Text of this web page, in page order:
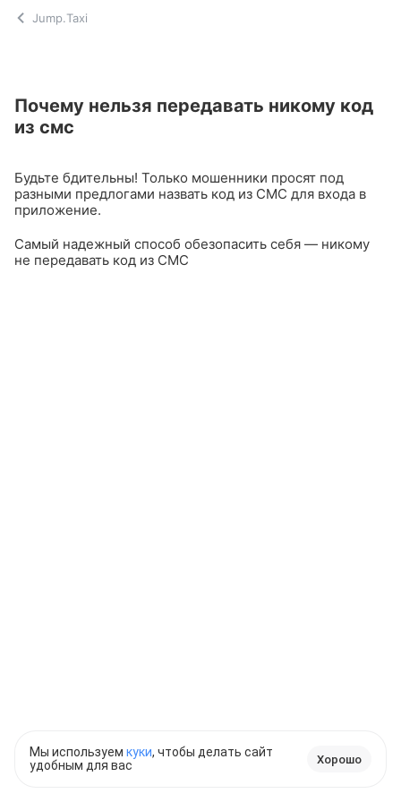
Мы используем куки, чтобы делать сайт
удобным для вас
Хорошо
Jump.Taxi
Почему нельзя передавать никому код
из смс
Будьте бдительны! Только мошенники просят под
разными предлогами назвать код из СМС для входа в
приложение.
Самый надежный способ обезопасить себя — никому
не передавать код из СМС